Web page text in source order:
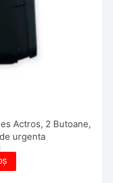
Actros, 2 Butoane,
urgenta